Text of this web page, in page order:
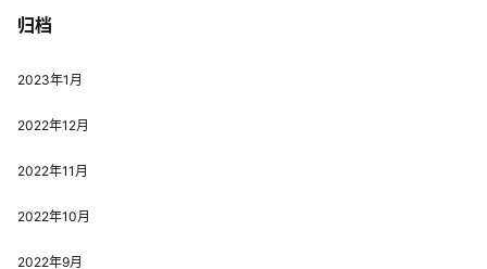
归档
2023年1月
2022年12月
2022年11月
2022年10月
2022年9月